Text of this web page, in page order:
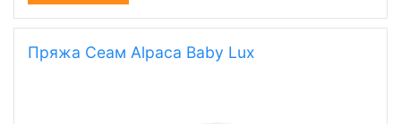
Пряжа Сеам Alpaca Baby Lux